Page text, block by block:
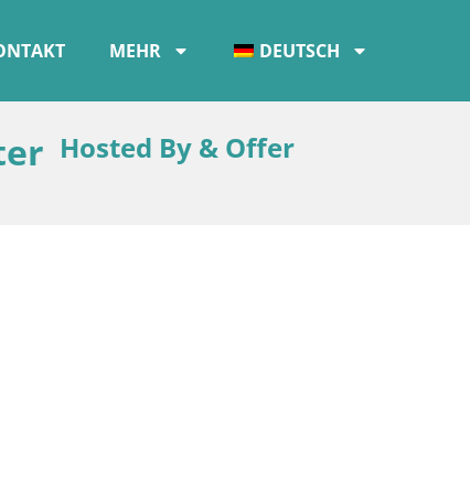
MEHR DEUTSCH
Hosted By & Offer